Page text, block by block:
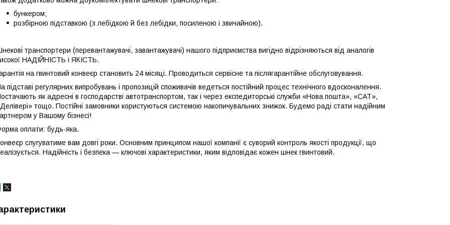
бункером;
розбірною підставкою (з лебідкою й без лебідки, посиленою і звичайною).
транспортери (перевантажувачі, завантажувачі) нашого підприємства вигідно відрізняються від аналогів
НАДІЙНІСТЬ і ЯКІСТЬ.
на гвинтовий конвеєр становить 24 місяці. Проводиться сервісне та післягарантійне обслуговування.
підставі регулярних випробувань і пропозицій споживачів ведеться постійний процес технічного вдосконалення.
як адресні в господарстві автотранспортом, так і через експедиторські служби «Нова пошта», «САТ»,
тощо. Постійні замовники користуються системою накопичувальних знижок. Будемо раді стати надійним
у Вашому бізнесі!
оплати: будь-яка.
слугуватиме вам довгі роки. Основним принципом нашої компанії є суворий контроль якості продукції, що
Надійність і безпека — ключові характеристики, яким відповідає кожен шнек гвинтовий.